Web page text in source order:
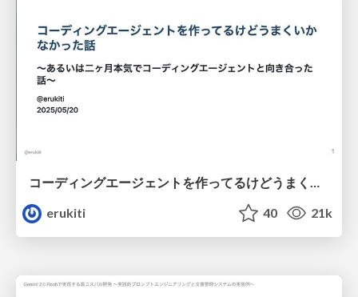
コーディングエージェントを作ってるけどうまくいかなかった話 ～あるいは二ヶ月本気でコーディングエージェントと向き合った話～ / Two Month Agent Struggle
erukiti
40 21k